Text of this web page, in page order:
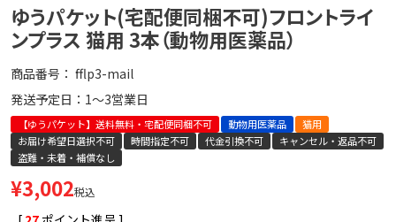
ゆうパケット(宅配便同梱不可)フロントライ
ンプラス 猫用 3本（動物用医薬品）
商品番号
fflp3-mail
発送予定日：1～3営業日
【ゆうパケット】送料無料・宅配便同梱不可 動物用医薬品
猫用
お届け希望日選択不可
時間指定不可 代金引換不可
キャンセル・返品不可
盗難・未着・補償なし
¥3,002税込